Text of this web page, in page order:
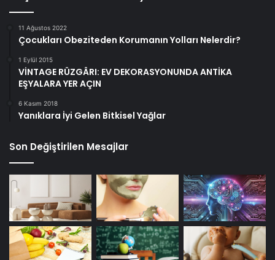
11 Ağustos 2022
Çocukları Obeziteden Korumanın Yolları Nelerdir?
1 Eylül 2015
VİNTAGE RÜZGÂRI: EV DEKORASYONUNDA ANTİKA
EŞYALARA YER AÇIN
6 Kasım 2018
Yanıklara İyi Gelen Bitkisel Yağlar
Son Değiştirilen Mesajlar